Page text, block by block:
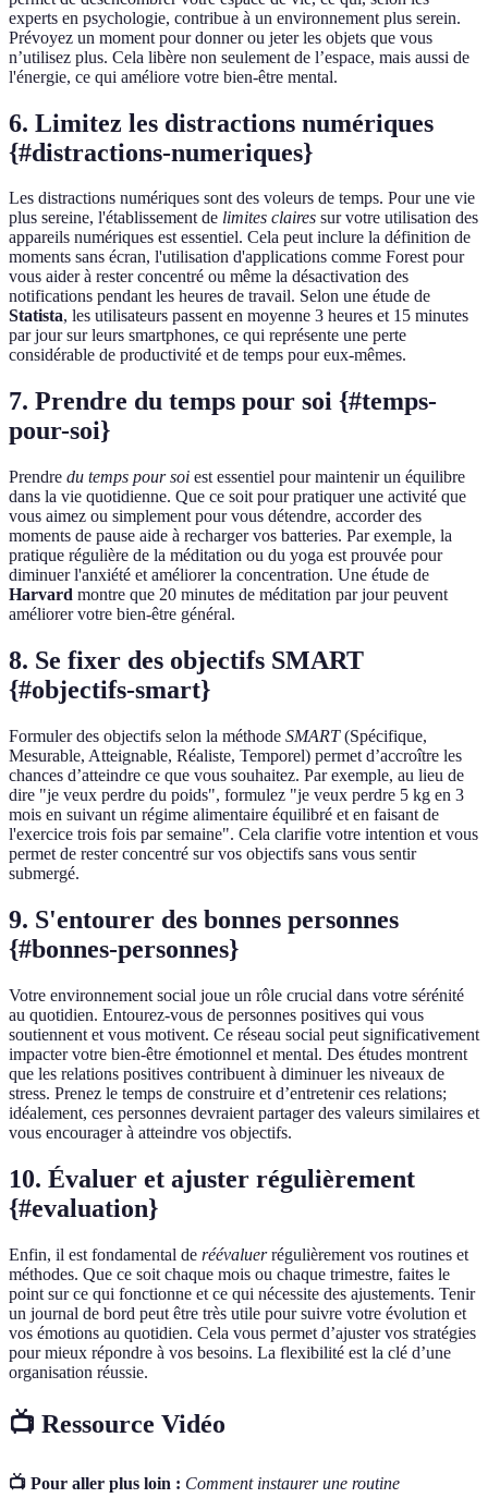
experts en psychologie, contribue à un environnement plus serein.
Prévoyez un moment pour donner ou jeter les objets que vous
n’utilisez plus. Cela libère non seulement de l’espace, mais aussi de
l'énergie, ce qui améliore votre bien-être mental.
6. Limitez les distractions numériques
{#distractions-numeriques}
Les distractions numériques sont des voleurs de temps. Pour une vie
plus sereine, l'établissement de limites claires sur votre utilisation des
appareils numériques est essentiel. Cela peut inclure la définition de
moments sans écran, l'utilisation d'applications comme Forest pour
vous aider à rester concentré ou même la désactivation des
notifications pendant les heures de travail. Selon une étude de
Statista, les utilisateurs passent en moyenne 3 heures et 15 minutes
par jour sur leurs smartphones, ce qui représente une perte
considérable de productivité et de temps pour eux-mêmes.
7. Prendre du temps pour soi {#temps-
pour-soi}
Prendre du temps pour soi est essentiel pour maintenir un équilibre
dans la vie quotidienne. Que ce soit pour pratiquer une activité que
vous aimez ou simplement pour vous détendre, accorder des
moments de pause aide à recharger vos batteries. Par exemple, la
pratique régulière de la méditation ou du yoga est prouvée pour
diminuer l'anxiété et améliorer la concentration. Une étude de
Harvard montre que 20 minutes de méditation par jour peuvent
améliorer votre bien-être général.
8. Se fixer des objectifs SMART
{#objectifs-smart}
Formuler des objectifs selon la méthode SMART(Spécifique,
Mesurable, Atteignable, Réaliste, Temporel) permet d’accroître les
chances d’atteindre ce que vous souhaitez. Par exemple, au lieu de
dire "je veux perdre du poids", formulez "je veux perdre 5 kg en 3
mois en suivant un régime alimentaire équilibré et en faisant de
l'exercice trois fois par semaine". Cela clarifie votre intention et vous
permet de rester concentré sur vos objectifs sans vous sentir
submergé.
9. S'entourer des bonnes personnes
{#bonnes-personnes}
Votre environnement social joue un rôle crucial dans votre sérénité
au quotidien. Entourez-vous de personnes positives qui vous
soutiennent et vous motivent. Ce réseau social peut significativement
impacter votre bien-être émotionnel et mental. Des études montrent
que les relations positives contribuent à diminuer les niveaux de
stress. Prenez le temps de construire et d’entretenir ces relations;
idéalement, ces personnes devraient partager des valeurs similaires et
vous encourager à atteindre vos objectifs.
10. Évaluer et ajuster régulièrement
{#evaluation}
Enfin, il est fondamental de réévaluerrégulièrement vos routines et
méthodes. Que ce soit chaque mois ou chaque trimestre, faites le
point sur ce qui fonctionne et ce qui nécessite des ajustements. Tenir
un journal de bord peut être très utile pour suivre votre évolution et
vos émotions au quotidien. Cela vous permet d’ajuster vos stratégies
pour mieux répondre à vos besoins. La flexibilité est la clé d’une
organisation réussie.
📺 Ressource Vidéo
📺 Pour aller plus loin : Comment instaurer une routine